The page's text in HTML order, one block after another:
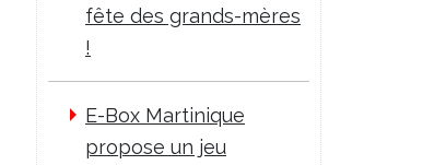
fête des grands-mères
!
E-Box Martinique
propose un jeu